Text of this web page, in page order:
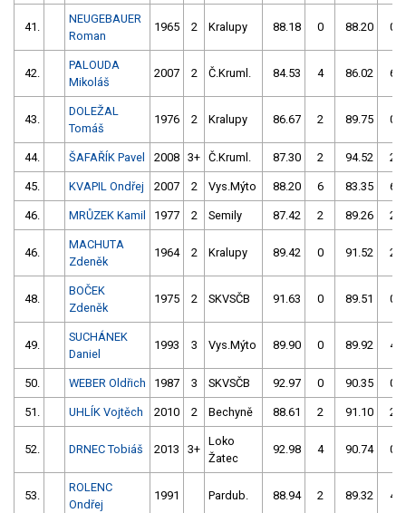
41.
NEUGEBAUER
Roman
1965 2 Kralupy 88.18 0 88.20 0
42.
PALOUDA
Mikoláš
2007 2 Č.Kruml. 84.53 4 86.02 6
43.
DOLEŽAL
Tomáš
1976 2 Kralupy 86.67 2 89.75 0
44. ŠAFAŘÍK Pavel 2008 3+ Č.Kruml. 87.30 2 94.52 2
45. KVAPIL Ondřej 2007 2 Vys.Mýto 88.20 6 83.35 6
46. MRŮZEK Kamil 1977 2 Semily 87.42 2 89.26 2
46.
MACHUTA
Zdeněk
1964 2 Kralupy 89.42 0 91.52 2
48.
BOČEK
Zdeněk
1975 2 SKVSČB 91.63 0 89.51 0
49.
SUCHÁNEK
Daniel
1993 3 Vys.Mýto 89.90 0 89.92 4
50. WEBER Oldřich 1987 3 SKVSČB 92.97 0 90.35 0
51. UHLÍK Vojtěch 2010 2 Bechyně 88.61 2 91.10 2
52. DRNEC Tobiáš 2013 3+
Loko
Žatec
92.98 4 90.74 0
53.
ROLENC
Ondřej
1991 Pardub. 88.94 2 89.32 4